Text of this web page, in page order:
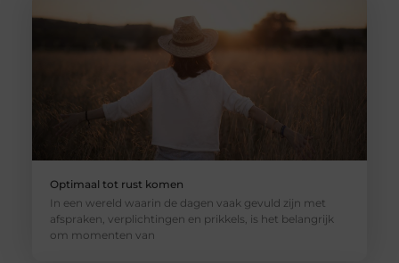
Optimaal tot rust komen
In een wereld waarin de dagen vaak gevuld zijn met
afspraken, verplichtingen en prikkels, is het belangrijk
om momenten van